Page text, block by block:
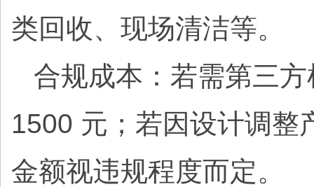
类回收、现场清洁等。
合规成本：若需第三
1500 元；若因设计调整
金额视违规程度而定。